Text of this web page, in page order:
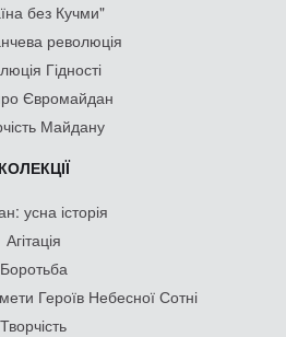
без Кучми"
революція
Гідності
Євромайдан
Майдану
КОЛЕКЦІЇ
усна історія
Агітація
Боротьба
Героїв Небесної Сотні
Творчість